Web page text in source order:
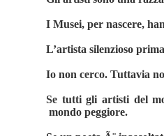
I Musei, per nascere,
L’artista silenzioso
Io non cerco. Tuttavia
Se tutti gli artisti del
mondo peggiore.